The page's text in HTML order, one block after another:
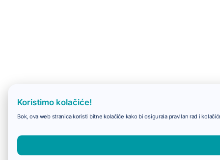
Koristimo kolačiće!
Bok, ova web stranica koristi bitne kolačiće kako bi osigurala pravilan rad i